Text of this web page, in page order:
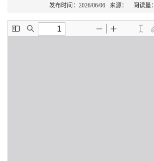
发布时间：2026/06/06 来源： 阅读量：